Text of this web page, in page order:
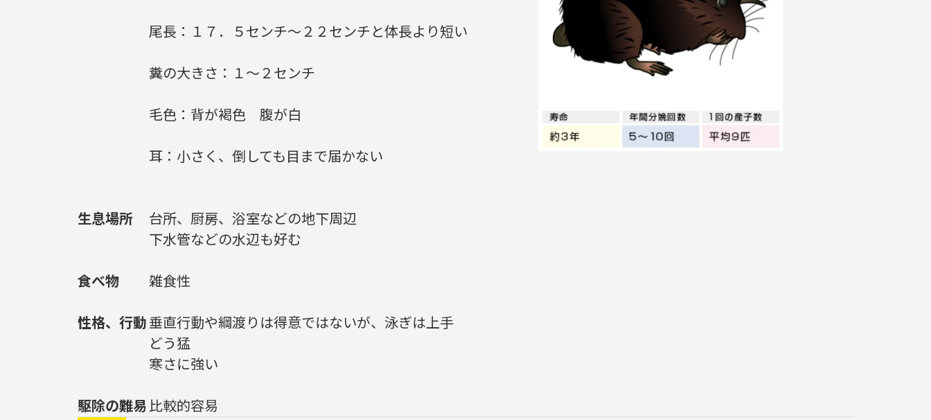
尾長： １７．５センチ～２２センチと体長より短い
糞の大きさ： １～２センチ
毛色： 背が褐色 腹が白
耳： 小さく、倒しても目まで届かない
生息場所
台所、厨房、浴室などの地下周辺
下水管などの水辺も好む
食べ物 雑食性
性格、行動垂直行動や綱渡りは得意ではないが、泳ぎは上手
どう猛
寒さに強い
駆除の難易比較的容易